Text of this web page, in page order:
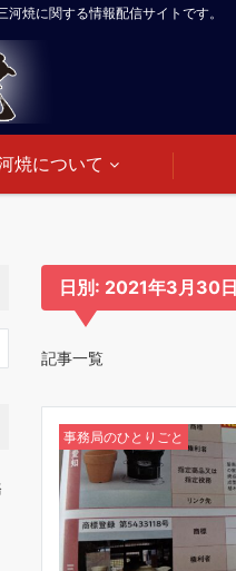
焼に関する情報配信サイトです。
焼について
日別: 2021年3月30日
記事一覧
事務局のひとりごと